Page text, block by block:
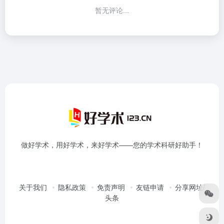
暂无评论...
做好学术，用好学术，来好学术——您的学术科研好助手！
关于我们 隐私政策 免责声明 友链申请
分享网址/
头条